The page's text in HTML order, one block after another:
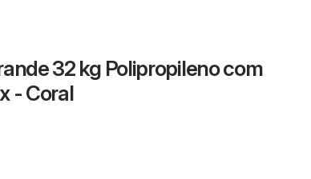
32 kg Polipropileno com
- Coral